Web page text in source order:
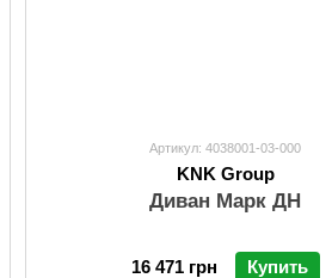
Артикул: 4038001-03-000
KNK Group
Диван Марк ДН
16 471 грн Купить